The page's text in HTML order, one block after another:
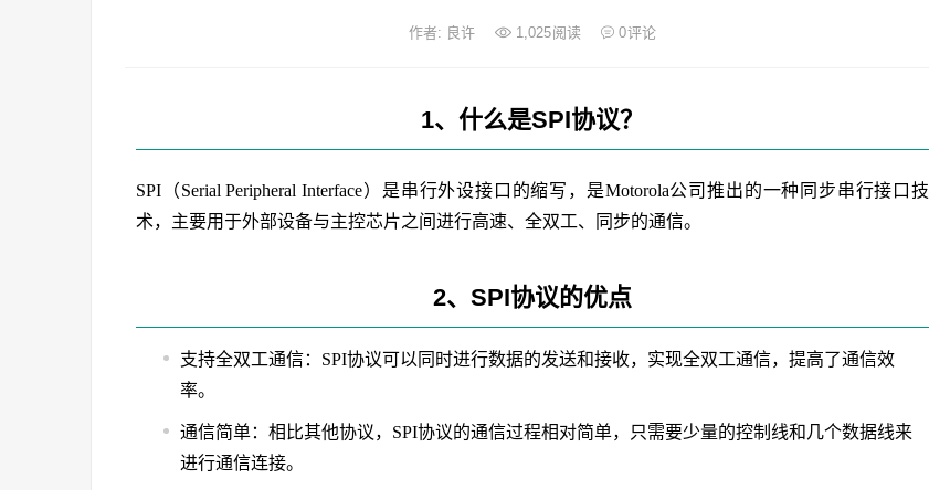
作者: 良许 1,025阅读 0评论
1、什么是SPI协议？
SPI（Serial Peripheral Interface）是串行外设接口的缩写，是Motorola公司推出的一种同步串行接口技
术，主要用于外部设备与主控芯片之间进行高速、全双工、同步的通信。
2、SPI协议的优点
支持全双工通信：SPI协议可以同时进行数据的发送和接收，实现全双工通信，提高了通信效
率。
通信简单：相比其他协议，SPI协议的通信过程相对简单，只需要少量的控制线和几个数据线来
进行通信连接。